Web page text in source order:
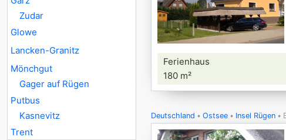
Zudar
Glowe
Lancken-Granitz
Mönchgut
Gager auf Rügen
Putbus
Kasnevitz
Trent
Ferienhaus
180 m²
Deutschland Ostsee Insel Rügen